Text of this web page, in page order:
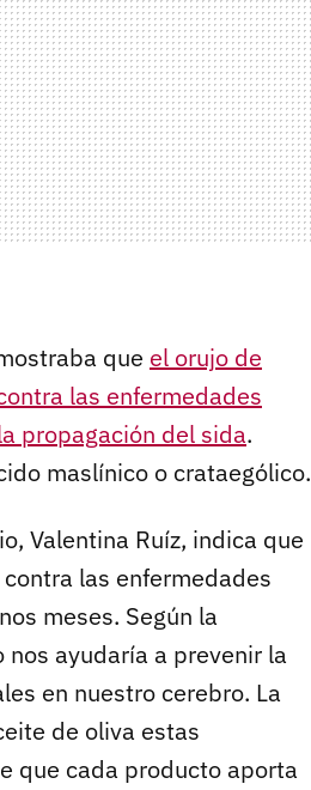
que el orujo de
las enfermedades
propagación del sida.
maslínico o crataególico.
Valentina Ruíz, indica que
las enfermedades
meses. Según la
ayudaría a prevenir la
en nuestro cerebro. La
de oliva estas
que cada producto aporta